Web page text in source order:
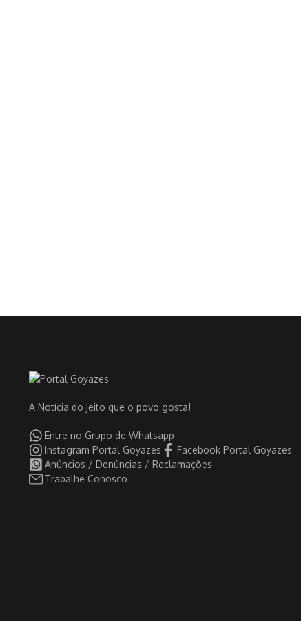
A Notícia do jeito que o povo gosta!
Entre no Grupo de Whatsapp
Instagram Portal Goyazes
Facebook Portal Goyazes
Anúncios / Denúncias / Reclamações
Trabalhe Conosco